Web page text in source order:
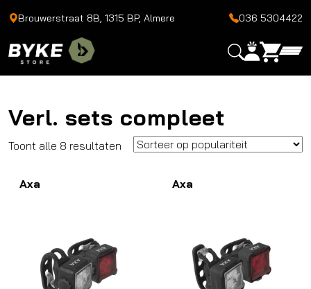
Brouwerstraat 8B, 1315 BP, Almere 036 5304422
Verl. sets compleet
Toont alle 8 resultaten Gesorteerd
populariteit
Axa Axa